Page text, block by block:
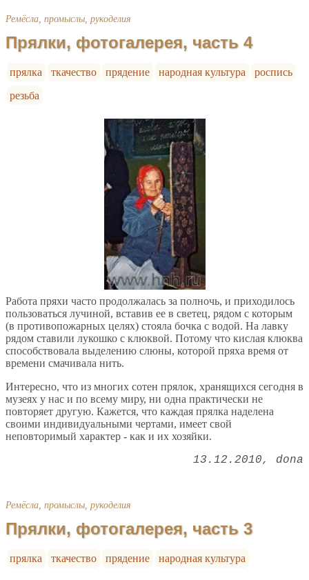
Ремёсла, промыслы, рукоделия
Прялки, фотогалерея, часть 4
прялка ткачество прядение народная культура
роспись
резьба
Работа пряхи часто продолжалась за полночь, и приходилось
пользоваться лучиной, вставив ее в светец, рядом с которым
(в противопожарных целях) стояла бочка с водой. На лавку
рядом ставили лукошко с клюквой. Потому что кислая клюква
способствовала выделению слюны, которой пряха время от
времени смачивала нить.
Интересно, что из многих сотен прялок, хранящихся сегодня в
музеях у нас и по всему миру, ни одна практически не
повторяет другую. Кажется, что каждая прялка наделена
своими индивидуальными чертами, имеет свой
неповторимый характер - как и их хозяйки.
13.12.2010 dona
Ремёсла, промыслы, рукоделия
Прялки, фотогалерея, часть 3
прялка ткачество прядение народная культура